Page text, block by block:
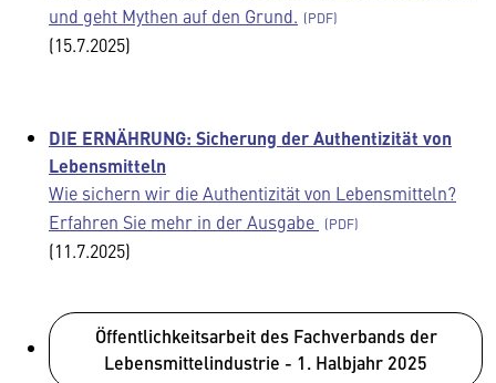
und geht Mythen auf den Grund.
(15.7.2025)
DIE ERNÄHRUNG: Sicherung der Authentizität von
Lebensmitteln
Wie sichern wir die Authentizität von Lebensmitteln?
Erfahren Sie mehr in der Ausgabe
(11.7.2025)
Öffentlichkeitsarbeit des Fachverbands der
Lebensmittelindustrie - 1. Halbjahr 2025